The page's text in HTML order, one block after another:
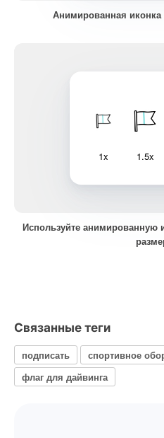
Анимированная
1x 1.5x
Используйте анимированную
Связанные теги
подписать
спортивное
флаг для дайвинга